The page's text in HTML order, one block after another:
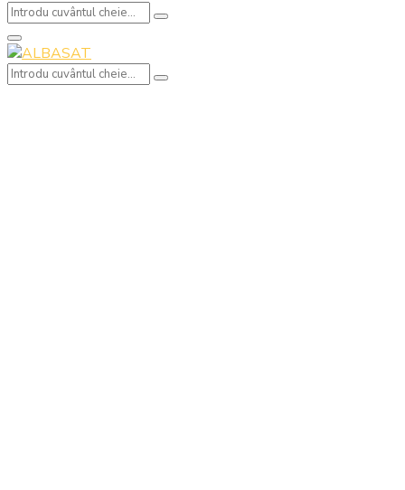
Search
for:
Search
Primary
Menu
Search
Search